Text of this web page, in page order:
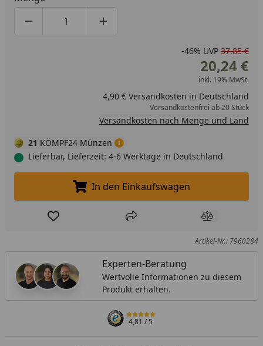
Produktmenge um eins verringern
Produktmenge manuell eingeben
Produktmenge um eins erhöhen
-46% UVP 37,85 €
20,24 €
inkl. 19% MwSt.
4,90 € Versandkosten in Deutschland
Versandkostenfrei ab 20 Stück
Versandkosten nach Menge und Land
21 KÖMPF24 Münzen
Lieferbar, Lieferzeit: 4-6 Werktage in Deutschland
In den Einkaufswagen legen
In den Einkaufswagen
Produkt zur Wunschliste hinzufügen
Teilen Produkt
Artikel-Nr.: 7960284
Experten-Beratung
Wertvolle Informationen zu diesem
Produkt erhalten.
4,81/ 5